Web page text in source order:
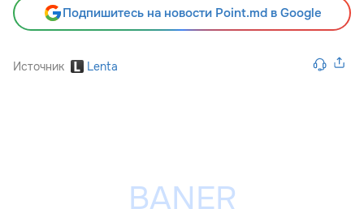
Подпишитесь на новости Point.md в Google
Источник Lenta